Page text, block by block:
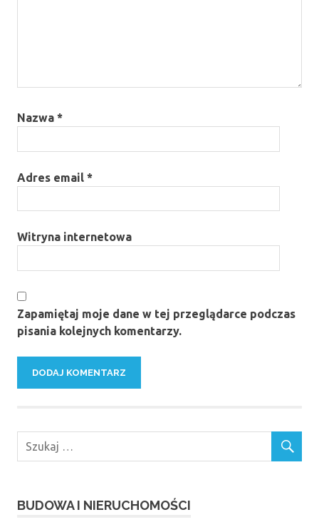
Nazwa *
Adres email *
Witryna internetowa
Zapamiętaj moje dane w tej przeglądarce podczas
pisania kolejnych komentarzy.
BUDOWA I NIERUCHOMOŚCI